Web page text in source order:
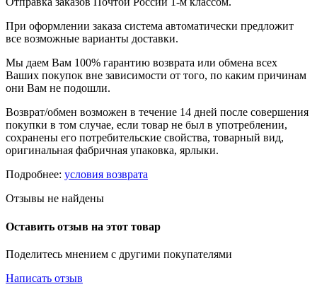
При оформлении заказа система автоматически предложит
все возможные варианты доставки.
Мы даем Вам 100% гарантию возврата или обмена всех
Ваших покупок вне зависимости от того, по каким причинам
они Вам не подошли.
Возврат/обмен возможен в течение 14 дней после совершения
покупки в том случае, если товар не был в употреблении,
сохранены его потребительские свойства, товарный вид,
оригинальная фабричная упаковка, ярлыки.
Подробнее: условия возврата
Отзывы не найдены
Оставить отзыв на этот товар
Поделитесь мнением с другими покупателями
Написать отзыв